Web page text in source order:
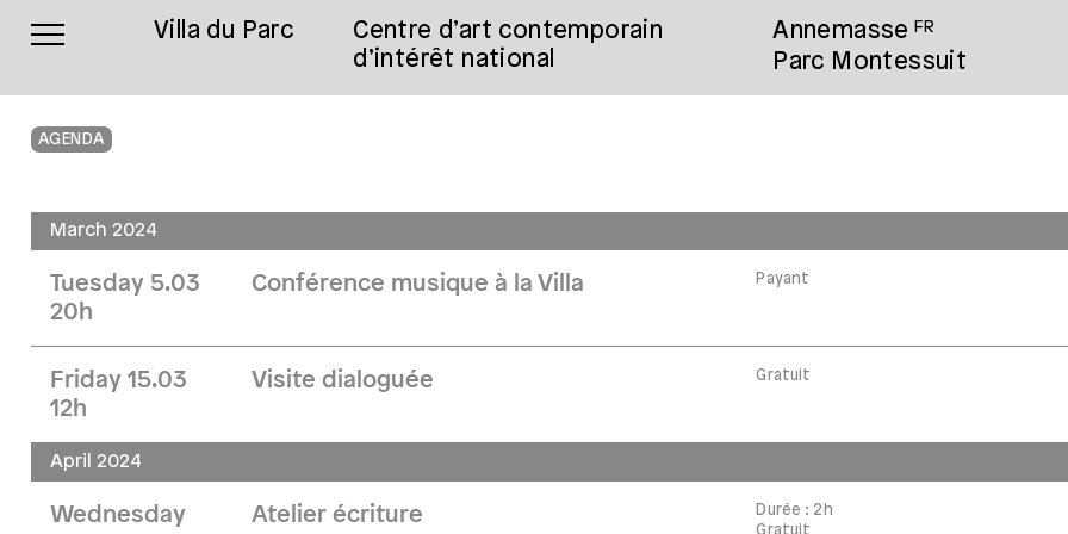
Villa du Parc
Centre d’art contemporain
d’intérêt national
Annemasse FR
Parc Montessuit
AGENDA
March 2024
Tuesday 5.03
20h
Conférence musique à la Villa Payant
Friday 15.03
12h
Visite dialoguée Gratuit
April 2024
Wednesday
Atelier écriture
Durée : 2h
Gratuit